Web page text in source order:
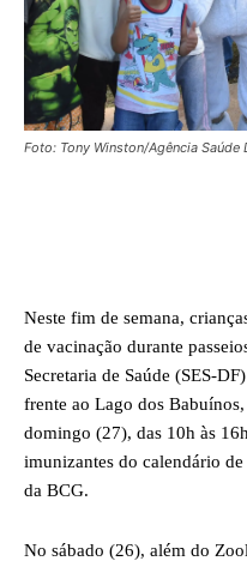
Foto: Tony Winston/Agência Saúde
Neste fim de semana,
de vacinação durante
Secretaria de Saúde (SES-
frente ao Lago dos
domingo (27), das 10h às
imunizantes do calendário
da BCG.
No sábado (26), além do